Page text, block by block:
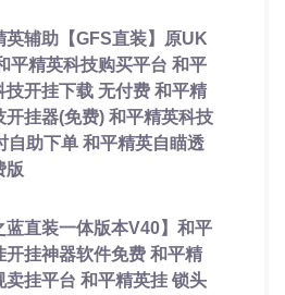
英辅助【GFS直装】原UK
平精英科技购买平台 和平
技开挂下载 无付费 和平精
开挂器(免费) 和平精英科技
自助下单 和平精英自瞄透
版
蓝直装一体版本V40】和平
开挂神器软件免费 和平精
卖挂平台 和平精英挂 锁头